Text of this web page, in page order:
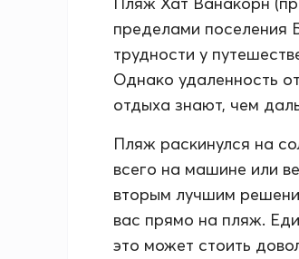
пределами поселения
трудности у
Однако удаленность
отдыха знают, чем
Пляж раскинулся на
всего на машине или
вторым лучшим
вас прямо на пляж.
это может стоить